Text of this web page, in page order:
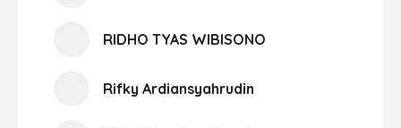
RIDHO TYAS WIBISONO
Rifky Ardiansyahrudin